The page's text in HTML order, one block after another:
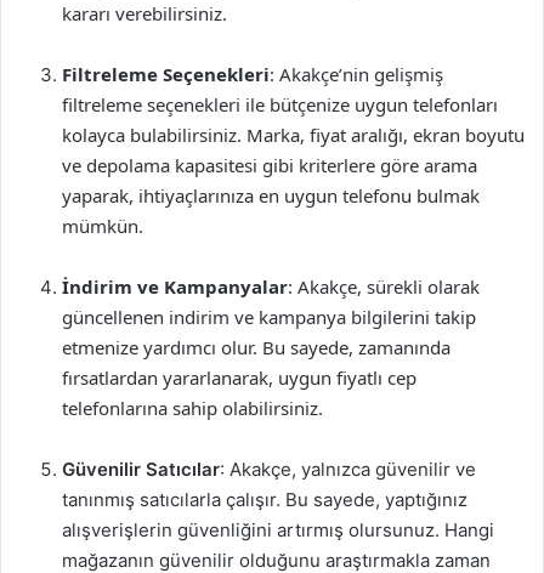
kararı verebilirsiniz.
Filtreleme Seçenekleri: Akakçe’nin gelişmiş
filtreleme seçenekleri ile bütçenize uygun telefonları
kolayca bulabilirsiniz. Marka, fiyat aralığı, ekran boyutu
ve depolama kapasitesi gibi kriterlere göre arama
yaparak, ihtiyaçlarınıza en uygun telefonu bulmak
mümkün.
İndirim ve Kampanyalar: Akakçe, sürekli olarak
güncellenen indirim ve kampanya bilgilerini takip
etmenize yardımcı olur. Bu sayede, zamanında
fırsatlardan yararlanarak, uygun fiyatlı cep
telefonlarına sahip olabilirsiniz.
Güvenilir Satıcılar: Akakçe, yalnızca güvenilir ve
tanınmış satıcılarla çalışır. Bu sayede, yaptığınız
alışverişlerin güvenliğini artırmış olursunuz. Hangi
mağazanın güvenilir olduğunu araştırmakla zaman